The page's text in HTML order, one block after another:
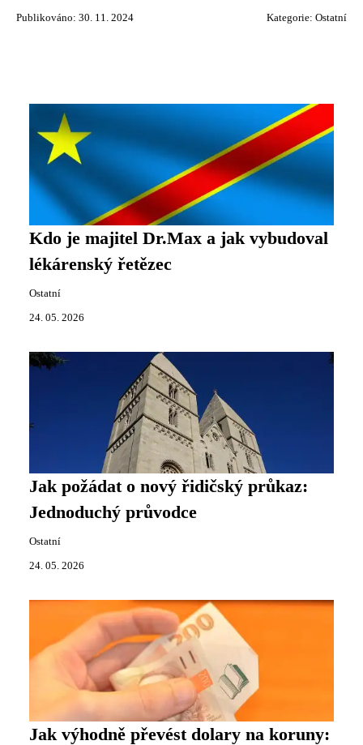
Publikováno: 30. 11. 2024 Kategorie: Ostatní
Kdo je majitel Dr.Max a jak vybudoval
lékárenský řetězec
Ostatní
24. 05. 2026
Jak požádat o nový řidičský průkaz:
Jednoduchý průvodce
Ostatní
24. 05. 2026
Jak výhodně převést dolary na koruny: